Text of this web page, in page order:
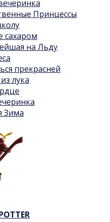
Принцессы
сахаром
на Льду
прекрасней
лука
Зима